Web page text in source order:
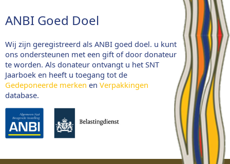
ANBI Goed Doel
Wij zijn geregistreerd als ANBI goed doel. u kunt
ons ondersteunen met een gift of door donateur
te worden. Als donateur ontvangt u het SNT
Jaarboek en heeft u toegang tot de
Gedeponeerde merken en Verpakkingen
database.